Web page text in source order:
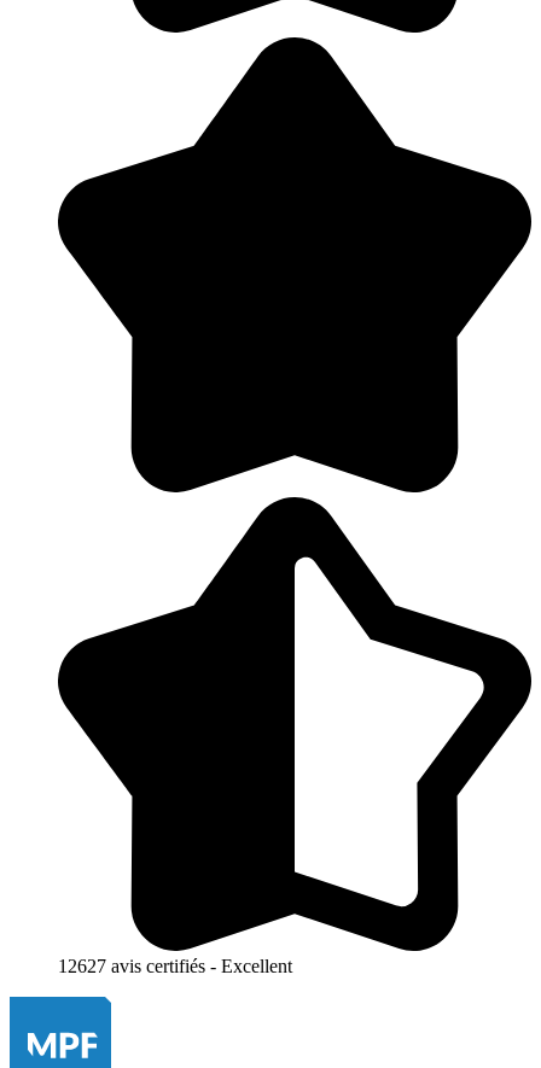
12627 avis certifiés - Excellent